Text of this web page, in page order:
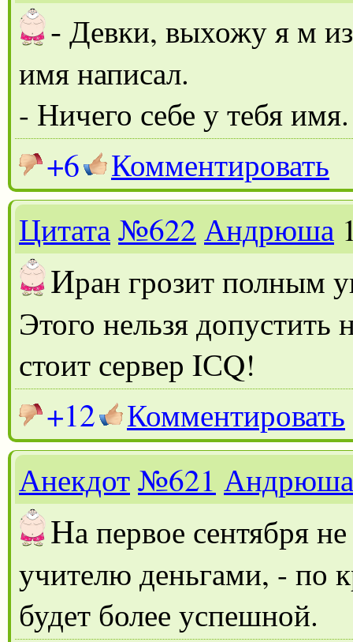
- Девки, выхожу я м
имя написал.
- Ничего себе у тебя имя.
+6
Комментировать
Цитата№622 Андрюша
Иран грозит полным
Этого нельзя допустить
стоит сервер IСQ!
+12
Комментировать
Анекдот№621 Андрюша
На первое сентября
учителю деньгами, - по
будет более успешной.